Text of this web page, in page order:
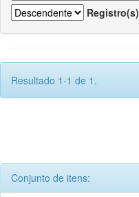
Registro(s)
Resultado 1-1 de 1.
Conjunto de itens: